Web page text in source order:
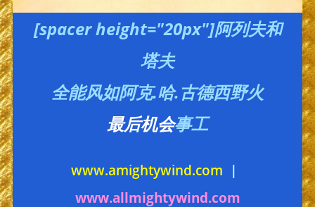
[spacer height="20px"]阿列夫和
塔夫
全能风如阿克.哈.古德西野火
最后机会事工
www.amightywind.com |
www.allmightywind.com